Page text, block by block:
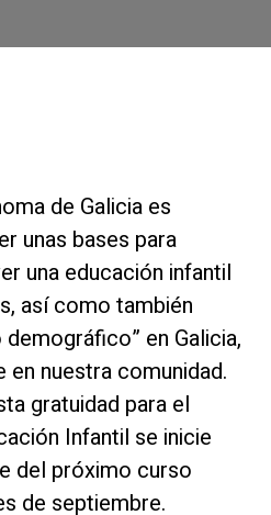
de Galicia es
unas bases para
una educación infantil
así como también
en Galicia,
nuestra comunidad.
gratuidad para el
Infantil se inicie
del próximo curso
de septiembre.